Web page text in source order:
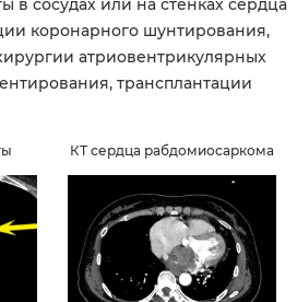
в сосудах или на стенках сердца
коронарного шунтирования,
атриовентрикулярных
трансплантации
КТ сердца рабдомиосаркома